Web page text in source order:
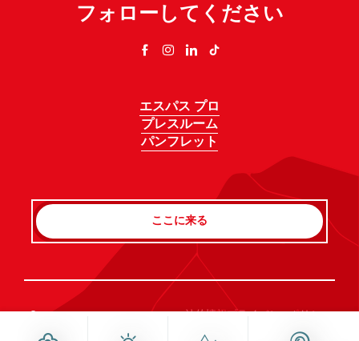
フォローしてください
エスパス プロ
プレスルーム
パンフレット
ここに来る
©Haute-Savoie-Mont-Blanc, 2026法的情報プライバシーポリシー
アクセシビリティ：不適合 サイトマップ